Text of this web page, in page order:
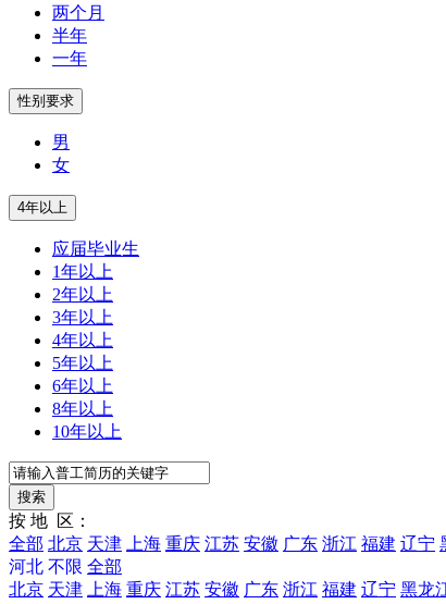
两个月
半年
一年
男
女
应届毕业生
1年以上
2年以上
3年以上
4年以上
5年以上
6年以上
8年以上
10年以上
按 地 区：
全部 北京 天津 上海 重庆 江苏 安徽 广东 浙江 福建 辽宁
河北 不限 全部
北京 天津 上海 重庆 江苏 安徽 广东 浙江 福建 辽宁 黑龙